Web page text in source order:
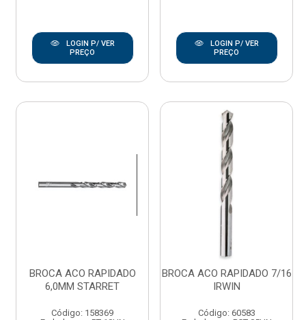
LOGIN P/ VER
PREÇO
LOGIN P/ VER
PREÇO
BROCA ACO RAPIDADO
6,0MM STARRET
Código: 158369
BROCA ACO RAPIDADO 7/16
IRWIN
Código: 60583